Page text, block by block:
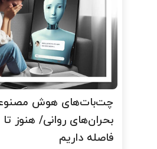
چت‌بات‌های هوش مصنوعی
بحران‌های روانی/ هنوز تا
فاصله داریم